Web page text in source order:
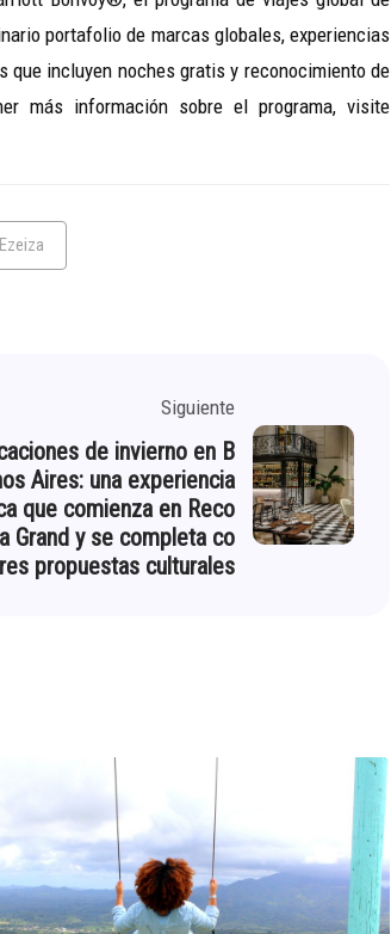
portafolio de marcas globales, experiencias
que incluyen noches gratis y reconocimiento de
más información sobre el programa, visite
Siguiente
de invierno en B
Aires: una experiencia
que comienza en Reco
Grand y se completa co
propuestas culturales